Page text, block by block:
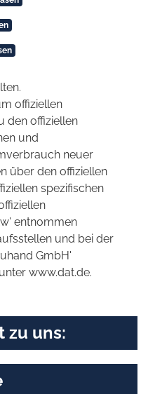
offiziellen
den offiziellen
und
neuer
über den offiziellen
spezifischen
entnommen
und bei der
GmbH'
www.dat.de.
zu uns: